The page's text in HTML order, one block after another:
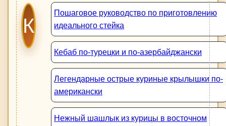
К
Пошаговое руководство по приготовлению
идеального стейка
Кебаб по-турецки и по-азербайджански
Легендарные острые куриные крылышки по-
американски
Нежный шашлык из курицы в восточном